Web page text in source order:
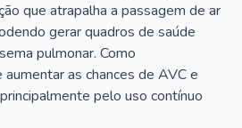
que atrapalha a passagem de ar
gerar quadros de saúde
pulmonar. Como
aumentar as chances de AVC e
pelo uso contínuo